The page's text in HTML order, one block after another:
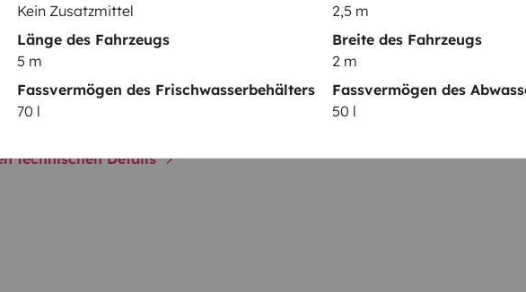
Kein Zusatzmittel
2,5 m
Länge des Fahrzeugs
5 m
Breite des Fahrzeugs
2 m
Fassvermögen des Frischwasserbehälters
70 l
Fassvermögen des
50 l
Car Boxer 2,2 l 120
Datum der Erstzulassung:
Gesamtgewicht:
technischen Details